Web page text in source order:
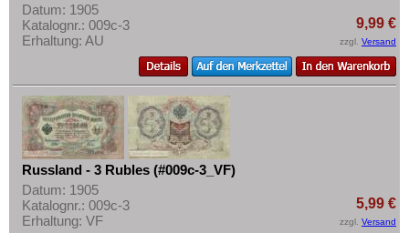
Datum: 1905
Katalognr.: 009c-3
Erhaltung: AU
9,99 €
zzgl. Versand
Russland - 3 Rubles (#009c-3_VF)
Datum: 1905
Katalognr.: 009c-3
Erhaltung: VF
5,99 €
zzgl. Versand